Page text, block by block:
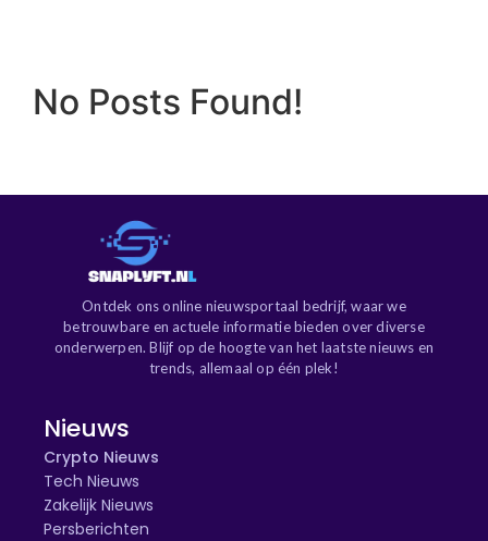
No Posts Found!
Ontdek ons online nieuwsportaal bedrijf, waar we
betrouwbare en actuele informatie bieden over diverse
onderwerpen. Blijf op de hoogte van het laatste nieuws en
trends, allemaal op één plek!
Nieuws
Crypto Nieuws
Tech Nieuws
Zakelijk Nieuws
Persberichten